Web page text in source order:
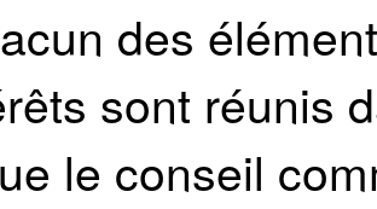
des
sont réunis
le conseil